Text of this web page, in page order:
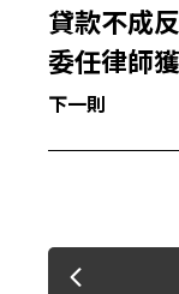
貸款不成
委任律師
下一則